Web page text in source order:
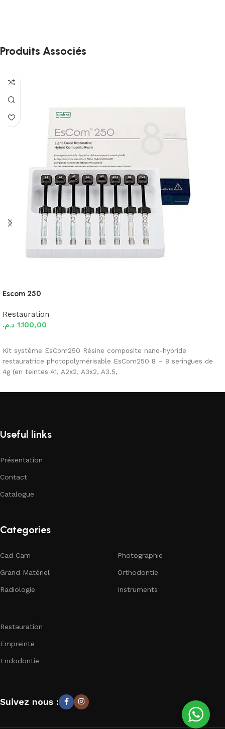
Produits Associés
Escom 250
Restauration
1.100,00 د.م.
Kit système EsCom250 Résine composite nano-hybride
restauratrice photopolymérisable EsCom250 8 – 8 seringues de
4g (en teintes A1, A2x2, A3x2, A3.5,
Useful links
Présentation
Contact
Catalogue
Categories
Cad Cam
Grand Matériel
Radiologie
Photographie
Orthodontie
Instruments
Restauration
Empreinte
Endodontie
Suivez nous :